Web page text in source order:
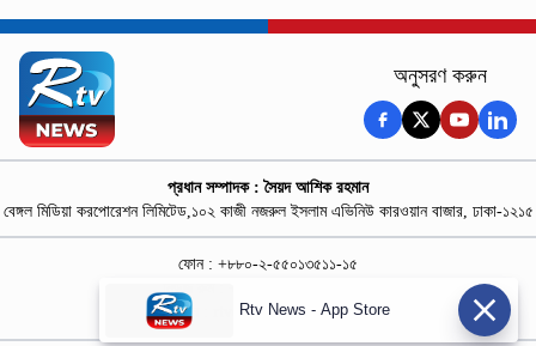
অনুসরণ করুন
প্রধান সম্পাদক : সৈয়দ আশিক রহমান
বেঙ্গল মিডিয়া করপোরেশন লিমিটেড,১০২ কাজী নজরুল ইসলাম এভিনিউ কারওয়ান বাজার, ঢাকা-১২১৫
ফোন : +৮৮০-২-৫৫০১৩৫১১-১৫
নিউজ রুম : +৮৮০-১৮৭৮১৮৪৩৬৯-৭০
বিজ্ঞাপন :
rtvdigitalad@gmail.com
Rtv News - App Store